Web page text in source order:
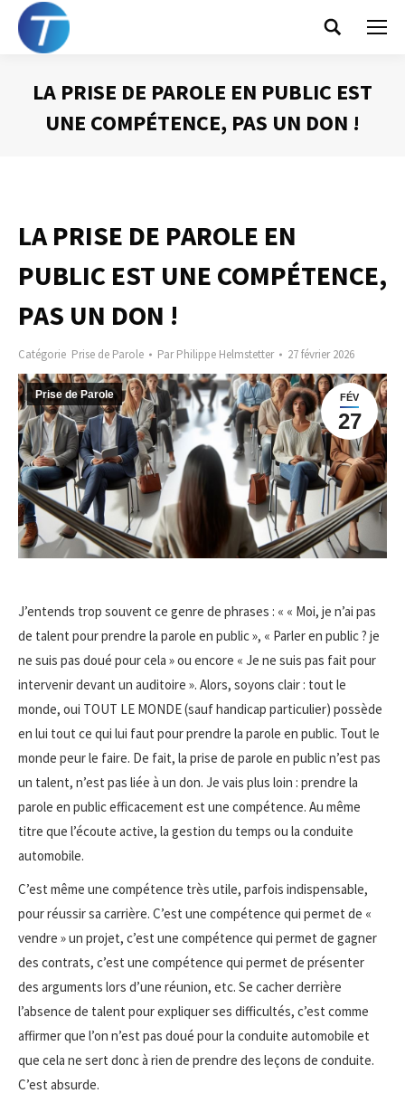
Search:
LA PRISE DE PAROLE EN PUBLIC EST
UNE COMPÉTENCE, PAS UN DON !
LA PRISE DE PAROLE EN
PUBLIC EST UNE COMPÉTENCE,
PAS UN DON !
Catégorie Prise de Parole ParPhilippe Helmstetter 27 février 2026
FÉV
27
Prise de Parole
J’entends trop souvent ce genre de phrases : « « Moi, je n’ai pas
de talent pour prendre la parole en public », « Parler en public ? je
ne suis pas doué pour cela » ou encore « Je ne suis pas fait pour
intervenir devant un auditoire ». Alors, soyons clair : tout le
monde, oui TOUT LE MONDE (sauf handicap particulier) possède
en lui tout ce qui lui faut pour prendre la parole en public. Tout le
monde peur le faire. De fait, la prise de parole en public n’est pas
un talent, n’est pas liée à un don. Je vais plus loin : prendre la
parole en public efficacement est une compétence. Au même
titre que l’écoute active, la gestion du temps ou la conduite
automobile.
C’est même une compétence très utile, parfois indispensable,
pour réussir sa carrière. C’est une compétence qui permet de «
vendre » un projet, c’est une compétence qui permet de gagner
des contrats, c’est une compétence qui permet de présenter
des arguments lors d’une réunion, etc. Se cacher derrière
l’absence de talent pour expliquer ses difficultés, c’est comme
affirmer que l’on n’est pas doué pour la conduite automobile et
que cela ne sert donc à rien de prendre des leçons de conduite.
C’est absurde.